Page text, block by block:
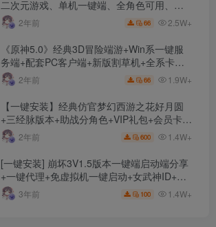
二次元游戏、单机一键端、全角色可用、无
限资源、附带保姆级安装教程
2年前 66 2.5W+
《原神5.0》经典3D冒险端游+Win系一键服
务端+配套PC客户端+新版割草机+全系卡池
文件2年前 66 1.9W+
【一键安装】经典仿官梦幻西游之花好月圆
+三经脉版本+助战分角色+VIP礼包+会员卡
+剧情活动+视频搭建及其他修改资料
2年前 600 1.4W+
[一键安装] 崩坏3V1.5版本一键端启动端分享
+一键代理+免虚拟机一键启动+女武神ID+详
细指令+极简一键修改
3年前 100 1.4W+